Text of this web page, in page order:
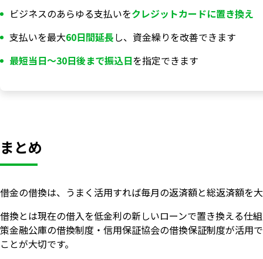
ビジネスのあらゆる支払いをクレジットカードに置き換え
支払いを最大60日間延長し、資金繰りを改善できます
最短当日〜30日後まで振込日を指定できます
まとめ
借金の借換は、うまく活用すれば毎月の返済額と総返済額を
借換とは現在の借入を低金利の新しいローンで置き換える仕
策金融公庫の借換制度・信用保証協会の借換保証制度が活用
ことが大切です。